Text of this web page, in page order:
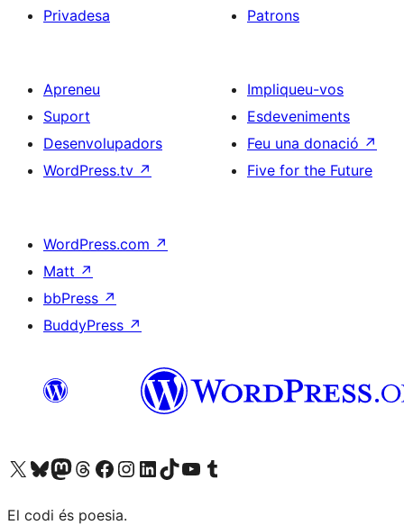
Privadesa
Patrons
Apreneu
Suport
Desenvolupadors
WordPress.tv ↗
Impliqueu-vos
Esdeveniments
Feu una donació ↗
Five for the Future
WordPress.com ↗
Matt ↗
bbPress ↗
BuddyPress ↗
Visiteu el nostre compte X (abans Twitter)
Visiteu el nostre compte de Bluesky
Visiteu el nostre compte al Mastodon
Visiteu el nostre compte de Threads
Visiteu la nostra pàgina al Facebook
Visiteu el nostre compte d'Instagram
Visiteu el nostre compte de LinkedIn
Visiteu el nostre compte de TikTok
Visiteu el nostre canal al YouTube
Visiteu el nostre compte de Tumblr
El codi és poesia.